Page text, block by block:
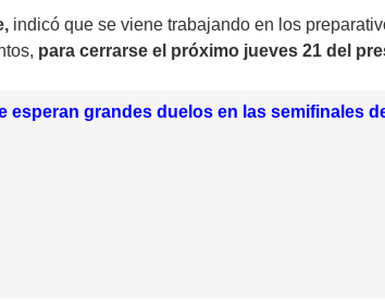
indicó que se viene trabajando en los
para cerrarse el próximo jueves 21 del
esperan grandes duelos en las semifinales